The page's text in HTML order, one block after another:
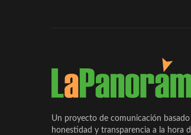
Un proyecto de comunicación
honestidad y transparencia a la hora